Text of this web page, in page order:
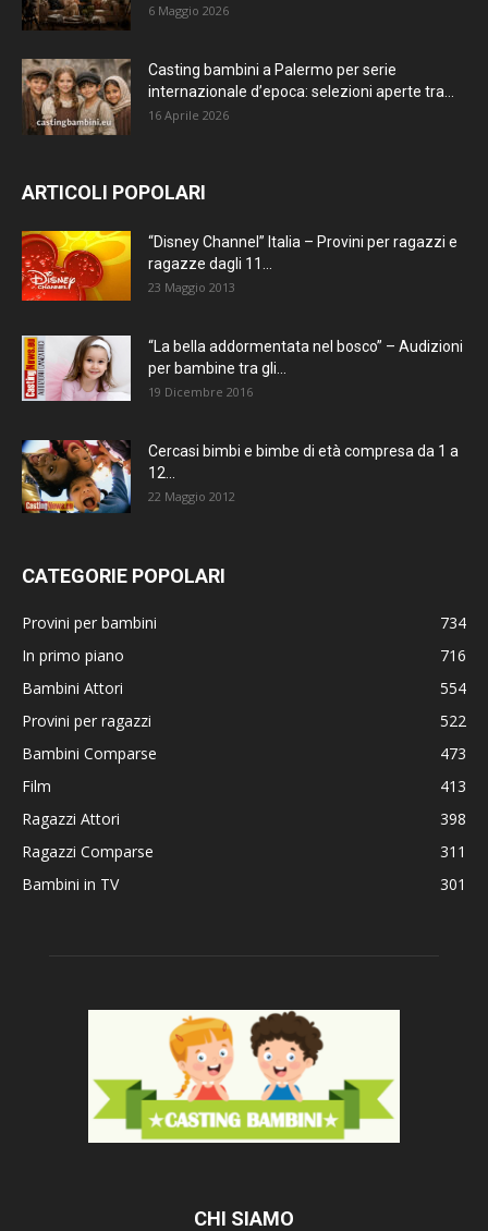
6 Maggio 2026
Casting bambini a Palermo per serie
internazionale d’epoca: selezioni aperte tra...
16 Aprile 2026
ARTICOLI POPOLARI
“Disney Channel” Italia – Provini per ragazzi e
ragazze dagli 11...
23 Maggio 2013
“La bella addormentata nel bosco” – Audizioni
per bambine tra gli...
19 Dicembre 2016
Cercasi bimbi e bimbe di età compresa da 1 a
12...
22 Maggio 2012
CATEGORIE POPOLARI
Provini per bambini
734
In primo piano
716
Bambini Attori
554
Provini per ragazzi
522
Bambini Comparse
473
Film
413
Ragazzi Attori
398
Ragazzi Comparse
311
Bambini in TV
301
CHI SIAMO